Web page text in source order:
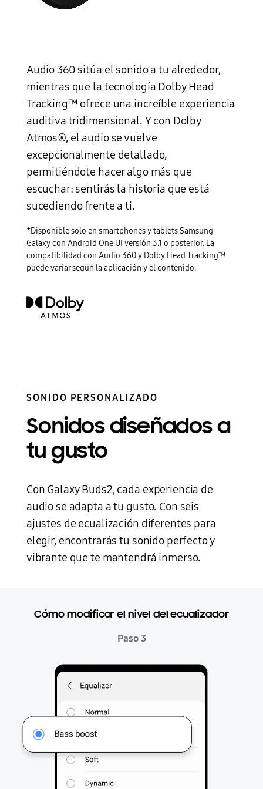
Audio 360 sitúa el sonido a tu alrededor,
mientras que la tecnología Dolby Head
Tracking™ ofrece una increíble experiencia
auditiva tridimensional. Y con Dolby
Atmos®, el audio se vuelve
excepcionalmente detallado,
permitiéndote hacer algo más que
escuchar: sentirás la historia que está
sucediendo frente a ti.
*Disponible solo en smartphones y tablets Samsung
Galaxy con Android One UI versión 3.1 o posterior. La
compatibilidad con Audio 360 y Dolby Head Tracking™
puede variar según la aplicación y el contenido.
SONIDO PERSONALIZADO
Sonidos diseñados a
tu gusto
Con Galaxy Buds2, cada experiencia de
audio se adapta a tu gusto. Con seis
ajustes de ecualización diferentes para
elegir, encontrarás tu sonido perfecto y
vibrante que te mantendrá inmerso.
Cómo modificar el nivel del ecualizador
Paso 3